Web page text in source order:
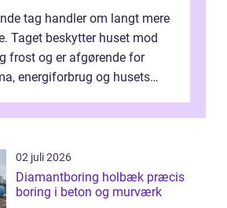
tag handler om langt mere
Taget beskytter huset mod
frost og er afgørende for
energiforbrug og husets
02 juli 2026
Diamantboring holbæk præcis
boring i beton og murværk